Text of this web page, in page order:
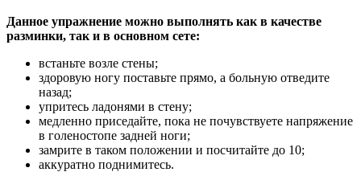
Данное упражнение можно выполнять как в качестве
разминки, так и в основном сете:
встаньте возле стены;
здоровую ногу поставьте прямо, а больную отведите
назад;
упритесь ладонями в стену;
медленно приседайте, пока не почувствуете напряжение
в голеностопе задней ноги;
замрите в таком положении и посчитайте до 10;
аккуратно поднимитесь.